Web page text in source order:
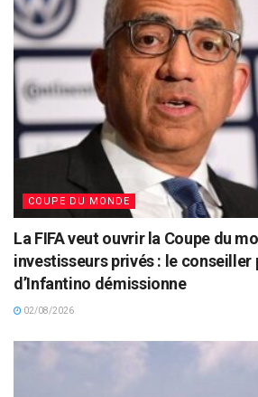
COUPE DU MONDE
La FIFA veut ouvrir la Coupe du
investisseurs privés : le conseiller
d’Infantino démissionne
02/08/2026